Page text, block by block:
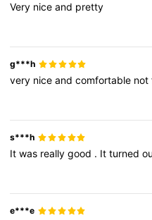
Very niceand pretty
g***h
very niceandcomfortable not
s***h
Itwas reallygood . Itturned
e***e